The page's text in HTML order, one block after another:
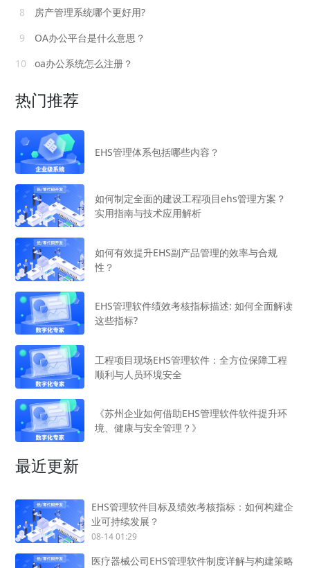
8
房产管理系统哪个更好用?
9
OA办公平台是什么意思？
10
oa办公系统怎么注册？
热门推荐
EHS管理体系包括哪些内容？
如何制定全面的建设工程项目ehs管理方案？
实用指南与技术应用解析
如何有效提升EHS副产品管理的效率与合规
性？
EHS管理软件绩效考核指标描述: 如何全面解读
这些指标?
工程项目现场EHS管理软件：全方位保障工程
顺利与人员环境安全
《苏州企业如何借助EHS管理软件软件提升环
境、健康与安全管理？》
最近更新
EHS管理软件目标及绩效考核指标：如何构建企
业可持续发展？
08-14 01:29
医疗器械公司EHS管理软件制度详解与构建策略